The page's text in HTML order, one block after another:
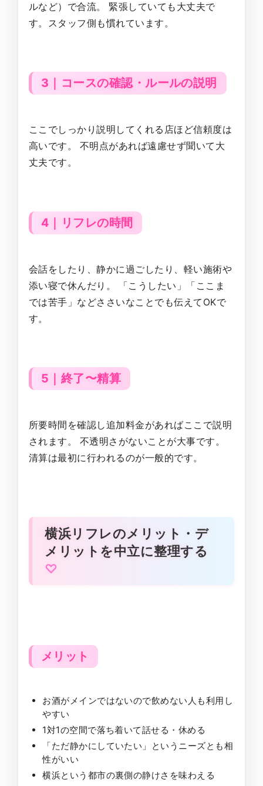
ルなど）で合流。 緊張していても大丈夫で
す。スタッフ側も慣れています。
3｜コースの確認・ルールの説明
ここでしっかり説明してくれる店ほど信頼度は
高いです。 不明点があれば遠慮せず聞いて大
丈夫です。
4｜リフレの時間
会話をしたり、静かに過ごしたり、軽い施術や
添い寝で休んだり。 「こうしたい」「ここま
では苦手」などささいなことでも伝えてOKで
す。
5｜終了〜精算
所要時間を確認し追加料金があればここで説明
されます。 不透明さがないことが大事です。
清算は最初に行われるのが一般的です。
横浜リフレのメリット・デ
メリットを中立に整理する
メリット
お酒がメインではないので飲めない人も利用し
やすい
1対1の空間で落ち着いて話せる・休める
「ただ静かにしていたい」というニーズとも相
性がいい
横浜という都市の裏側の静けさを味わえる